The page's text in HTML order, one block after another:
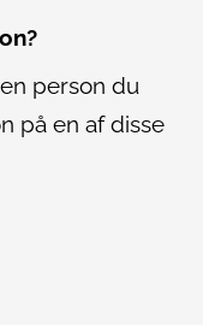
person du
på en af disse